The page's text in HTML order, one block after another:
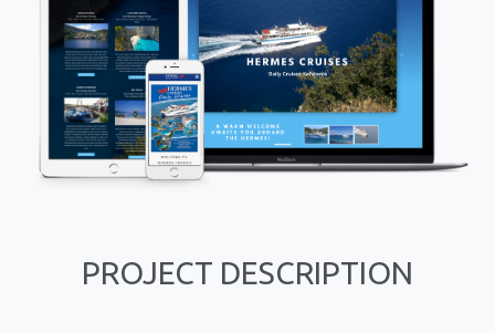
PROJECT DESCRIPTION